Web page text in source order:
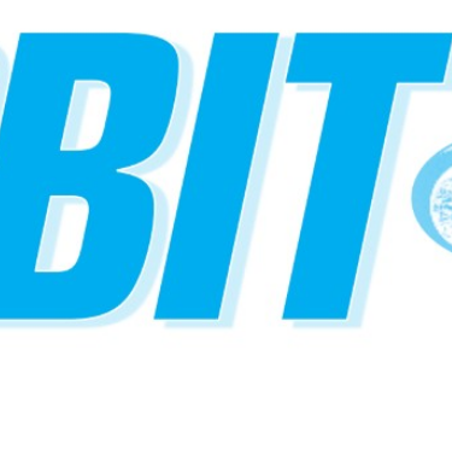
Персональний склад
Благодійний фонд
імені Бориса Патона
Віртуальний тур у
НАН України
Концепція розвитку
Національної
академії наук
України
Книга пам'яті